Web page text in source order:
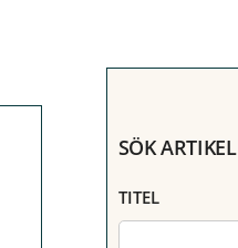
SÖK ARTIKEL
TITEL